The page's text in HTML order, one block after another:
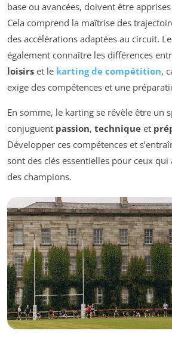
base ou avancées, doivent être
Cela comprend la maîtrise des
des accélérations adaptées au circuit.
également connaître les différences
loisirs et le karting de compétition,
exige des compétences et une
En somme, le karting se révèle être un
conjuguent passion, technique et
Développer ces compétences et
sont des clés essentielles pour ceux
des champions.